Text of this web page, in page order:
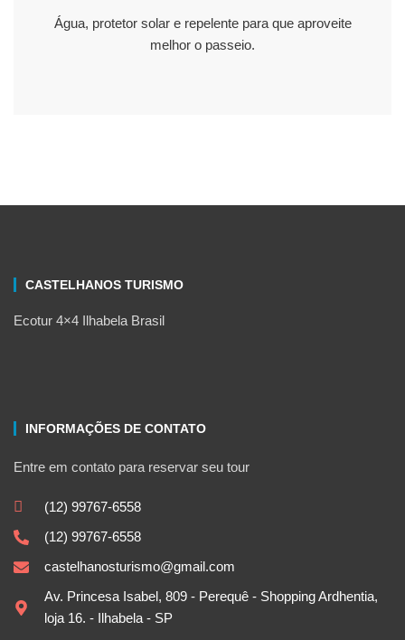
Água, protetor solar e repelente para que aproveite
melhor o passeio.
CASTELHANOS TURISMO
Ecotur 4×4 Ilhabela Brasil
INFORMAÇÕES DE CONTATO
Entre em contato para reservar seu tour
(12) 99767-6558
(12) 99767-6558
castelhanosturismo@gmail.com
Av. Princesa Isabel, 809 - Perequê - Shopping Ardhentia,
loja 16. - Ilhabela - SP